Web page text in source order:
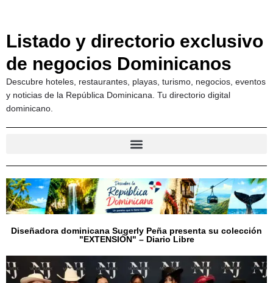
Listado y directorio exclusivo
de negocios Dominicanos
Descubre hoteles, restaurantes, playas, turismo, negocios, eventos
y noticias de la República Dominicana. Tu directorio digital
dominicano.
Diseñadora dominicana Sugerly Peña presenta su colección
"EXTENSIÓN" – Diario Libre